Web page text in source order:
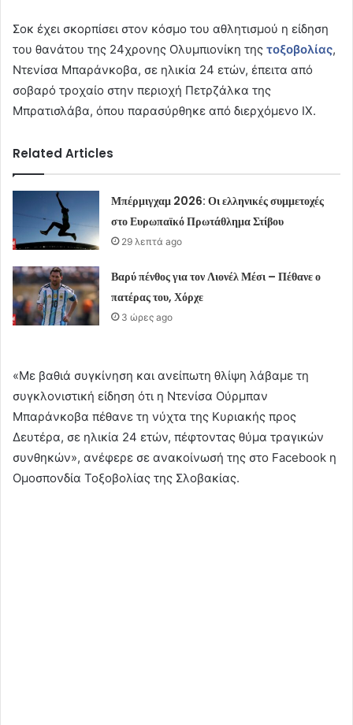
Σοκ έχει σκορπίσει στον κόσμο του αθλητισμού η είδηση
του θανάτου της 24χρονης Ολυμπιονίκη της τοξοβολίας,
Ντενίσα Μπαράνκοβα, σε ηλικία 24 ετών, έπειτα από
σοβαρό τροχαίο στην περιοχή Πετρζάλκα της
Μπρατισλάβα, όπου παρασύρθηκε από διερχόμενο ΙΧ.
Related Articles
Μπέρμιγχαμ 2026: Οι ελληνικές συμμετοχές
στο Ευρωπαϊκό Πρωτάθλημα Στίβου
29 λεπτά ago
Βαρύ πένθος για τον Λιονέλ Μέσι – Πέθανε ο
πατέρας του, Χόρχε
3 ώρες ago
«Με βαθιά συγκίνηση και ανείπωτη θλίψη λάβαμε τη
συγκλονιστική είδηση ότι η Ντενίσα Ούρμπαν
Μπαράνκοβα πέθανε τη νύχτα της Κυριακής προς
Δευτέρα, σε ηλικία 24 ετών, πέφτοντας θύμα τραγικών
συνθηκών», ανέφερε σε ανακοίνωσή της στο Facebook η
Ομοσπονδία Τοξοβολίας της Σλοβακίας.